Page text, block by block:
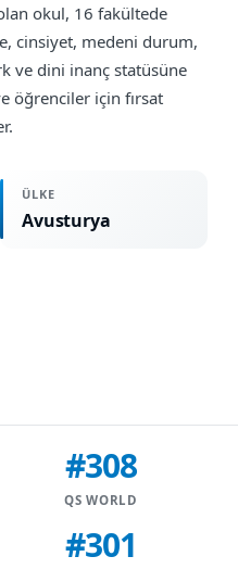
okul, 16 fakültede
cinsiyet, medeni durum,
ve dini inanç statüsüne
öğrenciler için fırsat
ÜLKE
Avusturya
#308
QS WORLD
#301